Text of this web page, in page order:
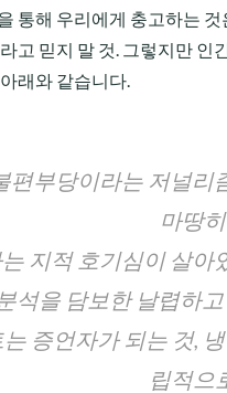
통해 우리에게 충고하는
고 믿지 말 것. 그렇지만
래와 같습니다.
편부당이라는 저널리
마땅
지적 호기심이 살아
석을 담보한 날렵하
증언자가 되는 것,
립적으